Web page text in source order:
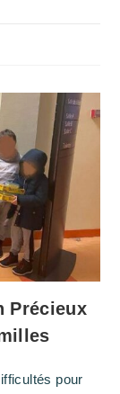
Précieux
pour